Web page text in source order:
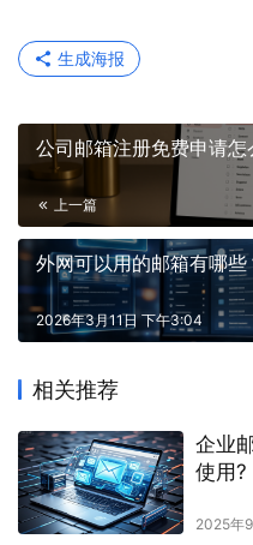
生成海报
公司邮箱注册免费申请
上一篇
外网可以用的邮箱有哪
2026年3月11日 下午3:04
相关推荐
企业
使用?
2025年